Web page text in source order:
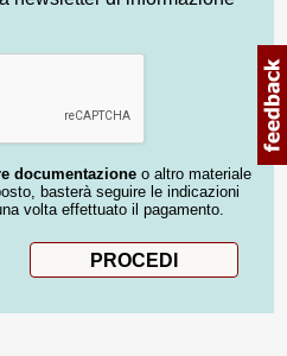
documentazione o altro materiale
basterà seguire le indicazioni
volta effettuato il pagamento.